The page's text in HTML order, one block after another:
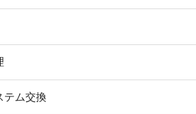
テム交換